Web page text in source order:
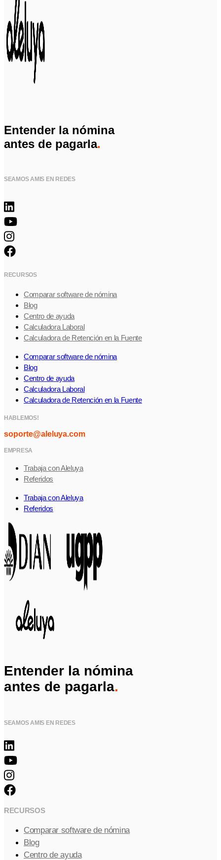
Entender la nómina
antes de pagarla.
SEAMOS AMIS EN REDES
RECURSOS
Comparar software de nómina
Blog
Centro de ayuda
Calculadora Laboral
Calculadora de Retención en la Fuente
Comparar software de nómina
Blog
Centro de ayuda
Calculadora Laboral
Calculadora de Retención en la Fuente
HABLEMOS!
soporte@aleluya.com
EMPRESA
Trabaja con Aleluya
Referidos
Trabaja con Aleluya
Referidos
Entender la nómina
antes de pagarla.
SEAMOS AMIS EN REDES
RECURSOS
Comparar software de nómina
Blog
Centro de ayuda